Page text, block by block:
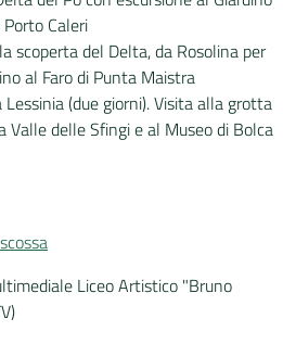
Caleri
scoperta del Delta, da Rosolina per
al Faro di Punta Maistra
(due giorni). Visita alla grotta
Valle delle Sfingi e al Museo di Bolca
Liceo Artistico "Bruno